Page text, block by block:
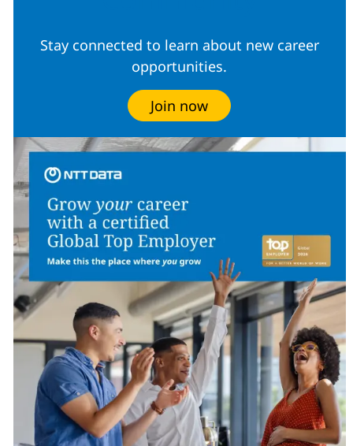
Stay connected to learn about new career
opportunities.
Join now